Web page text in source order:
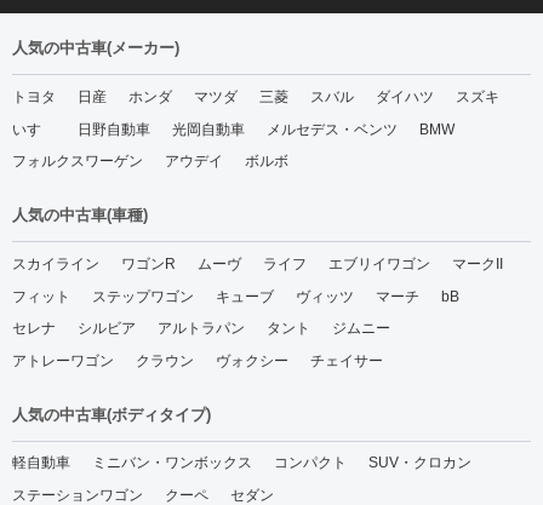
人気の中古車(メーカー)
トヨタ 日産 ホンダ マツダ 三菱 スバル ダイハツ
スズキ
いすゞ
日野自動車 光岡自動車 メルセデス・ベンツ
BMW
フォルクスワーゲン
アウデイ ボルボ
人気の中古車(車種)
スカイライン ワゴンR ムーヴ ライフ エブリイワゴン
マークII
フィット
ステップワゴン キューブ ヴィッツ マーチ
bB
セレナ
シルビア アルトラパン タント
ジムニー
アトレーワゴン
クラウン ヴォクシー チェイサー
人気の中古車(ボディタイプ)
軽自動車 ミニバン・ワンボックス コンパクト
SUV・クロカン
ステーションワゴン
クーペ セダン